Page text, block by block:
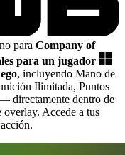
para Company of
para un jugador
, incluyendo Mano de
Ilimitada, Puntos
directamente dentro de
overlay. Accede a tus